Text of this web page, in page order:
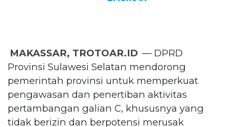
MAKASSAR, TROTOAR.ID — DPRD
Provinsi Sulawesi Selatan mendorong
pemerintah provinsi untuk memperkuat
pengawasan dan penertiban aktivitas
pertambangan galian C, khususnya yang
tidak berizin dan berpotensi merusak